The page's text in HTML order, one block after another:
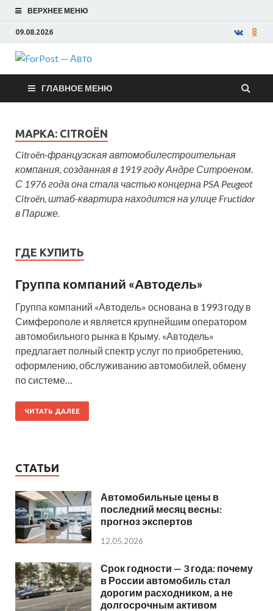
ВЕРХНЕЕ МЕНЮ
09.08.2026
ForPost —
Авто
ГЛАВНОЕ МЕНЮ
МАРКА: CITROËN
Citroën-французская автомобилестроительная
компания, созданная в 1919 году Андре Ситроеном.
С 1976 года она стала частью концерна PSA Peugeot
Citroën, штаб-квартира находится на улице Fructidor
в Париже.
ГДЕ КУПИТЬ
Группа компаний «Автодель»
Группа компаний «Автодель» основана в 1993 году в
Симферополе и является крупнейшим оператором
автомобильного рынка в Крыму. «Автодель»
предлагает полный спектр услуг по приобретению,
оформлению, обслуживанию автомобилей, обмену
по системе…
ЧИТАТЬ ДАЛЕЕ
СТАТЬИ
Автомобильные цены в
последний месяц весны:
прогноз экспертов
12.05.2026
Срок годности — 3 года: почему
в России автомобиль стал
дорогим расходником, а не
долгосрочным активом